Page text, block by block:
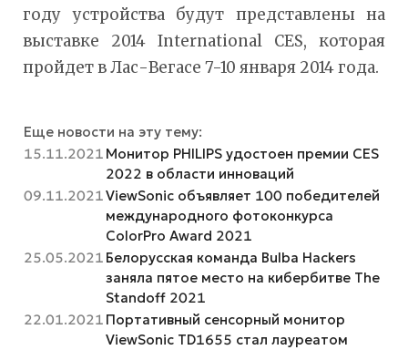
году устройства будут представлены на
выставке 2014 International CES, которая
пройдет в Лас-Вегасе 7-10 января 2014 года.
Еще новости на эту тему:
15.11.2021 Монитор PHILIPS удостоен премии CES
2022 в области инноваций
09.11.2021ViewSonic объявляет 100 победителей
международного фотоконкурса
ColorPro Award 2021
25.05.2021 Белорусская команда Bulba Hackers
заняла пятое место на кибербитве The
Standoff 2021
22.01.2021 Портативный сенсорный монитор
ViewSonic TD1655 стал лауреатом